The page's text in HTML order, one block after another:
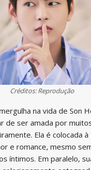
Créditos: Reprodução
na vida de Son
de ser amada por
Ela é colocada
e romance, mesmo
íntimos. Em paralelo,